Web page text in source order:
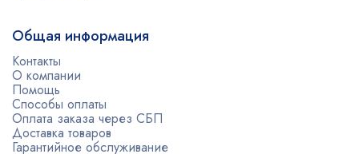
Общая информация
Контакты
О компании
Помощь
Способы оплаты
Оплата заказа через СБП
Доставка товаров
Гарантийное обслуживание